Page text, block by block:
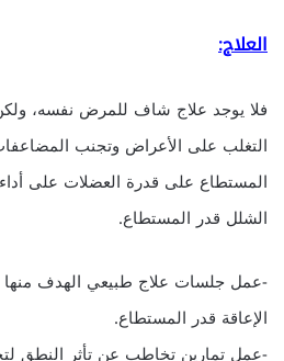
العلاج:
فلا يوجد علاج شاف للمرض نفسه،
التغلب على الأعراض وتجنب
المستطاع على قدرة العضلات على
الشلل قدر المستطاع.
-عمل جلسات علاج طبيعي الهدف منها
الإعاقة قدر المستطاع.
-عمل تمارين تخاطب عن تأثر النطق